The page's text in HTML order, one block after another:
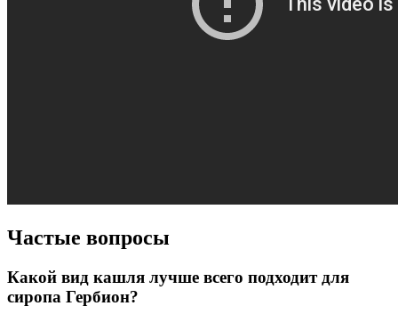
Частые вопросы
Какой вид кашля лучше всего подходит для
сиропа Гербион?